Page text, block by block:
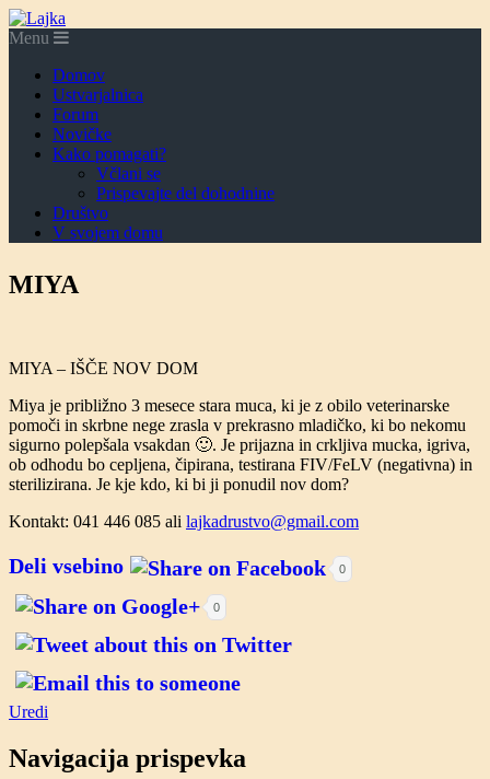
Menu
Domov
Ustvarjalnica
Forum
Novičke
Kako pomagati?
Včlani se
Prispevajte del dohodnine
Društvo
V svojem domu
MIYA
MIYA – IŠČE NOV DOM
Miya je približno 3 mesece stara muca, ki je z obilo veterinarske
pomoči in skrbne nege zrasla v prekrasno mladičko, ki bo nekomu
sigurno polepšala vsakdan 🙂. Je prijazna in crkljiva mucka, igriva,
ob odhodu bo cepljena, čipirana, testirana FIV/FeLV (negativna) in
sterilizirana. Je kje kdo, ki bi ji ponudil nov dom?
Kontakt: 041 446 085 ali lajkadrustvo@gmail.com
Deli vsebino 0
0
Uredi
Navigacija prispevka